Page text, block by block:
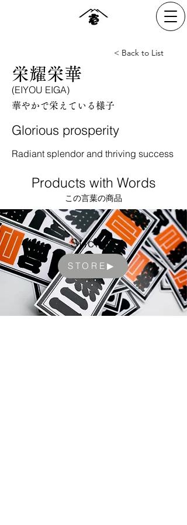
(EIYOU EIGA)
栄耀栄華
< Back to List
華やかで栄えている様子
Glorious prosperity
Radiant splendor and thriving success
Products with Words
​​この言葉の商品
Sticker
STORE▶︎